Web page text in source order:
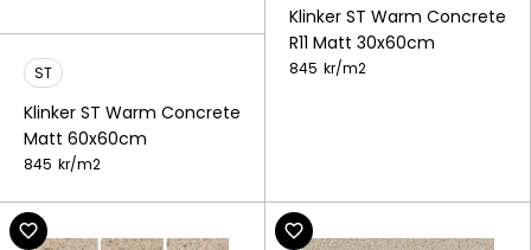
ST
Klinker ST Warm Concrete
Matt 60x60cm
845 kr/m2
Klinker ST Warm Concrete
R11 Matt 30x60cm
845 kr/m2